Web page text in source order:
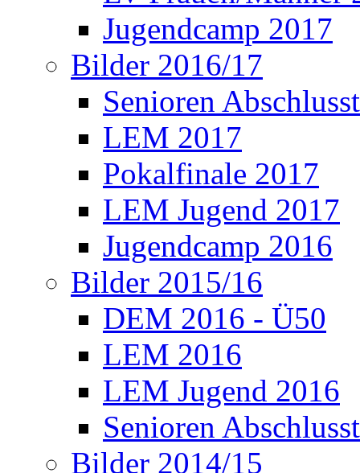
Jugendcamp 2017
Bilder 2016/17
Senioren
LEM 2017
Pokalfinale 2017
LEM Jugend 2017
Jugendcamp 2016
Bilder 2015/16
DEM 2016 - Ü50
LEM 2016
LEM Jugend 2016
Senioren
Bilder 2014/15